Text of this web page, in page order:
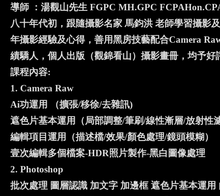
導師 ：湯觀山先生 FGPC MH.GPC
八十年代初，跟隨攝影名家 馬鈞洪 老師學習攝影
年攝影經驗及心得，善用黑房技藝配合Camera
績驕人，個人出版（觀錦看山）攝影畫冊，均予好
課程內容:
1. Camera Raw
Ai功運用 （擴張/移徐/去雜訊)
遮色片基本運用（局部調整/筆刷/線性漸層/放射性
編輯項目運用（描述檔/效果/顏色處理/鏡頭模糊）
壹次編輯多個檔案-HDR照片製作-黑白圖像處理
2. Photoshop
批次處理 圖層認識 加文字 加邊框 遮色片基本運用